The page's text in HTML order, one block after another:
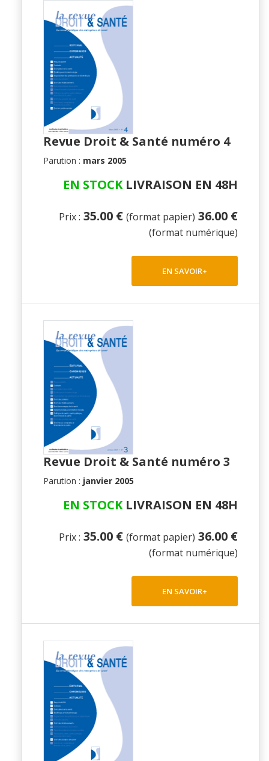
Revue Droit & Santé numéro 4
Parution : mars 2005
EN STOCKLIVRAISON EN 48H
Prix : 35.00 € (format papier) 36.00 €
(format numérique)
EN SAVOIR+
Revue Droit & Santé numéro 3
Parution : janvier 2005
EN STOCKLIVRAISON EN 48H
Prix : 35.00 € (format papier) 36.00 €
(format numérique)
EN SAVOIR+